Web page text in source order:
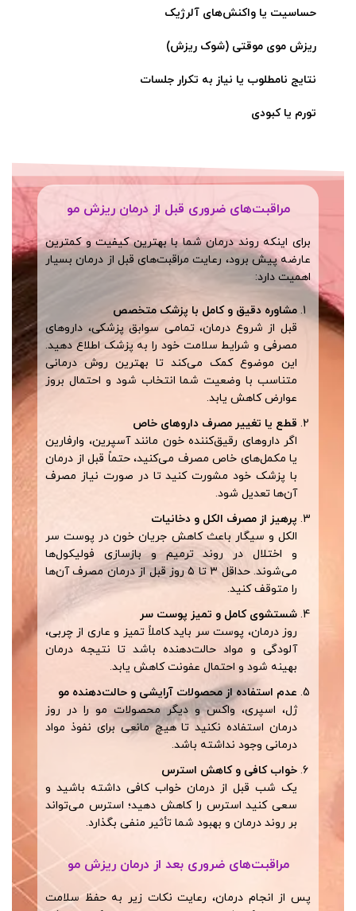
حساسیت یا واکنش‌های آلرژیک
ریزش موی موقتی (شوک ریزش)
نتایج نامطلوب یا نیاز به تکرار جلسات
تورم یا کبودی
مراقبت‌های ضروری قبل از درمان ریزش مو
برای اینکه روند درمان شما با بهترین کیفیت و کمترین
عارضه پیش برود، رعایت مراقبت‌های قبل از درمان بسیار
اهمیت دارد:
مشاوره دقیق و کامل با پزشک متخصص
قبل از شروع درمان، تمامی سوابق پزشکی، داروهای
مصرفی و شرایط سلامت خود را به پزشک اطلاع دهید.
این موضوع کمک می‌کند تا بهترین روش درمانی
متناسب با وضعیت شما انتخاب شود و احتمال بروز
عوارض کاهش یابد.
قطع یا تغییر مصرف داروهای خاص
اگر داروهای رقیق‌کننده خون مانند آسپرین، وارفارین
یا مکمل‌های خاص مصرف می‌کنید، حتماً قبل از درمان
با پزشک خود مشورت کنید تا در صورت نیاز مصرف
آن‌ها تعدیل شود.
پرهیز از مصرف الکل و دخانیات
الکل و سیگار باعث کاهش جریان خون در پوست سر
و اختلال در روند ترمیم و بازسازی فولیکول‌ها
می‌شوند. حداقل ۳ تا ۵ روز قبل از درمان مصرف آن‌ها
را متوقف کنید.
شستشوی کامل و تمیز پوست سر
روز درمان، پوست سر باید کاملاً تمیز و عاری از چربی،
آلودگی و مواد حالت‌دهنده باشد تا نتیجه درمان
بهینه شود و احتمال عفونت کاهش یابد.
عدم استفاده از محصولات آرایشی و حالت‌دهنده مو
ژل، اسپری، واکس و دیگر محصولات مو را در روز
درمان استفاده نکنید تا هیچ مانعی برای نفوذ مواد
درمانی وجود نداشته باشد.
خواب کافی و کاهش استرس
یک شب قبل از درمان خواب کافی داشته باشید و
سعی کنید استرس را کاهش دهید؛ استرس می‌تواند
بر روند درمان و بهبود شما تأثیر منفی بگذارد.
مراقبت‌های ضروری بعد از درمان ریزش مو
پس از انجام درمان، رعایت نکات زیر به حفظ سلامت